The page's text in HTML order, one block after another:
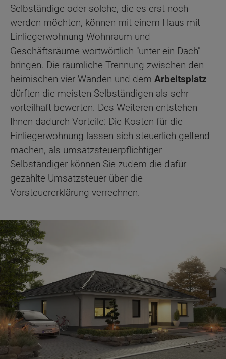
Selbständige oder solche, die es erst noch
werden möchten, können mit einem Haus mit
Einliegerwohnung Wohnraum und
Geschäftsräume wortwörtlich "unter ein Dach"
bringen. Die räumliche Trennung zwischen den
heimischen vier Wänden und dem Arbeitsplatz
dürften die meisten Selbständigen als sehr
vorteilhaft bewerten. Des Weiteren entstehen
Ihnen dadurch Vorteile: Die Kosten für die
Einliegerwohnung lassen sich steuerlich geltend
machen, als umsatzsteuerpflichtiger
Selbständiger können Sie zudem die dafür
gezahlte Umsatzsteuer über die
Vorsteuererklärung verrechnen.